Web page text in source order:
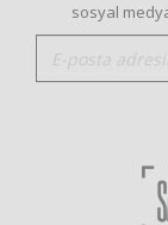
sosyal